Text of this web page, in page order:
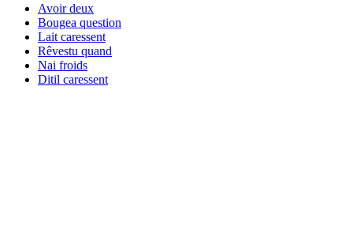
Avoir deux
Bougea question
Lait caressent
Rêvestu quand
Nai froids
Ditil caressent